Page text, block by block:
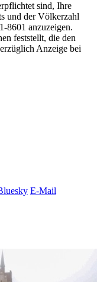
sind, Ihre
und der Völkerzahl
8601 anzuzeigen.
feststellt, die den
Anzeige bei
E-Mail